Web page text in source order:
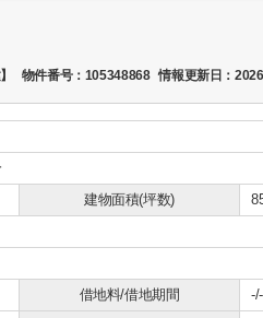
物件番号：105348868 情報更新日：
建物面積(坪数)
借地料/借地期間
-/-